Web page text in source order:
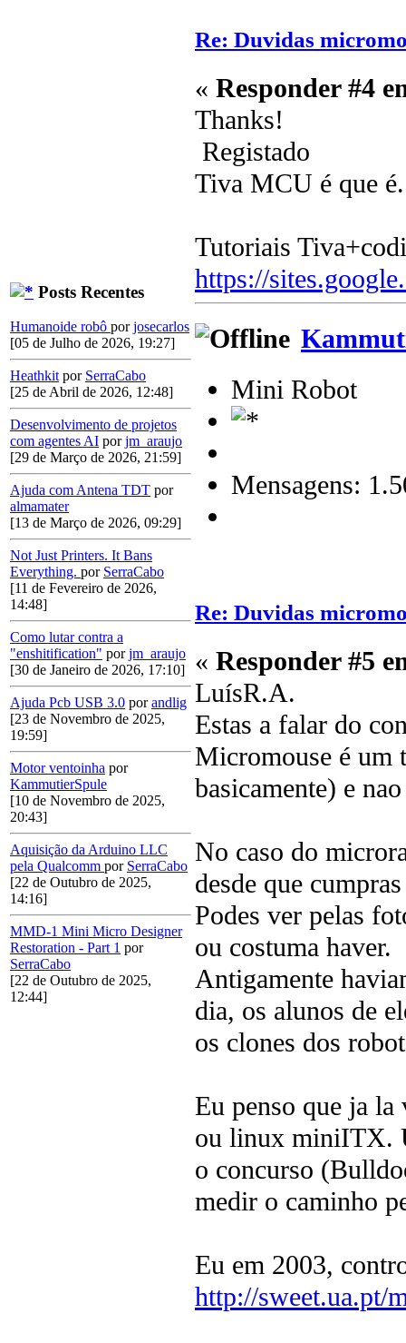
Posts Recentes
Humanoide robô porjosecarlos
[05 de Julho de 2026, 19:27]
Heathkit por SerraCabo
[25 de Abril de 2026, 12:48]
Desenvolvimento de projetos
com agentes AI porjm_araujo
[29 de Março de 2026, 21:59]
Ajuda com Antena TDT por
almamater
[13 de Março de 2026, 09:29]
Not Just Printers. It Bans
Everything. por SerraCabo
[11 de Fevereiro de 2026,
14:48]
Como lutar contra a
"enshitification" porjm_araujo
[30 de Janeiro de 2026, 17:10]
Ajuda Pcb USB 3.0 porandlig
[23 de Novembro de 2025,
19:59]
Motor ventoinha por
KammutierSpule
[10 de Novembro de 2025,
20:43]
Aquisição da Arduino LLC
pela Qualcomm por SerraCabo
[22 de Outubro de 2025,
14:16]
MMD-1 Mini Micro Designer
Restoration - Part 1 por
SerraCabo
[22 de Outubro de 2025,
12:44]
Re: Duvidas
« Responder #4
Thanks!
Registado
Tiva MCU é que é.
Tutoriais
https://
Mini Robot
Mensagens:
Re: Duvidas
« Responder #5
LuísR.A.
Estas a falar do
Micromouse é um
basicamente) e
No caso do
desde que
Podes ver pelas
ou costuma haver.
Antigamente
dia, os alunos de
os clones dos
Eu penso que ja
ou linux miniITX.
o concurso
medir o caminho
Eu em 2003,
http://sweet.ua.pt/